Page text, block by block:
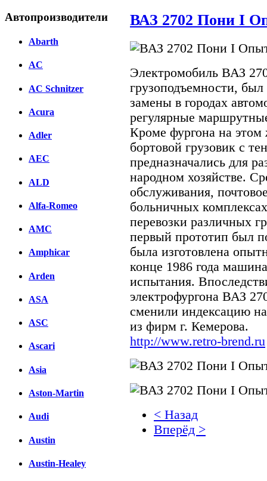
Автопроизводители
Abarth
AC
AC Schnitzer
Acura
Adler
AEC
ALD
Alfa-Romeo
AMC
Amphicar
Arden
ASA
ASC
Ascari
Asia
Aston-Martin
Audi
Austin
Austin-Healey
ВАЗ 2702 Пони I
Электромобиль ВАЗ
грузоподъемности, был
замены в городах
регулярные
Кроме фургона на
бортовой грузовик с
предназначались для
народном хозяйстве.
обслуживания,
больничных
перевозки различных
первый прототип был
была изготовлена
конце 1986 года
испытания.
электрофургона ВАЗ
сменили индексацию
из фирм г. Кемерова.
http://www.retro-brend.ru
< Назад
Вперёд >